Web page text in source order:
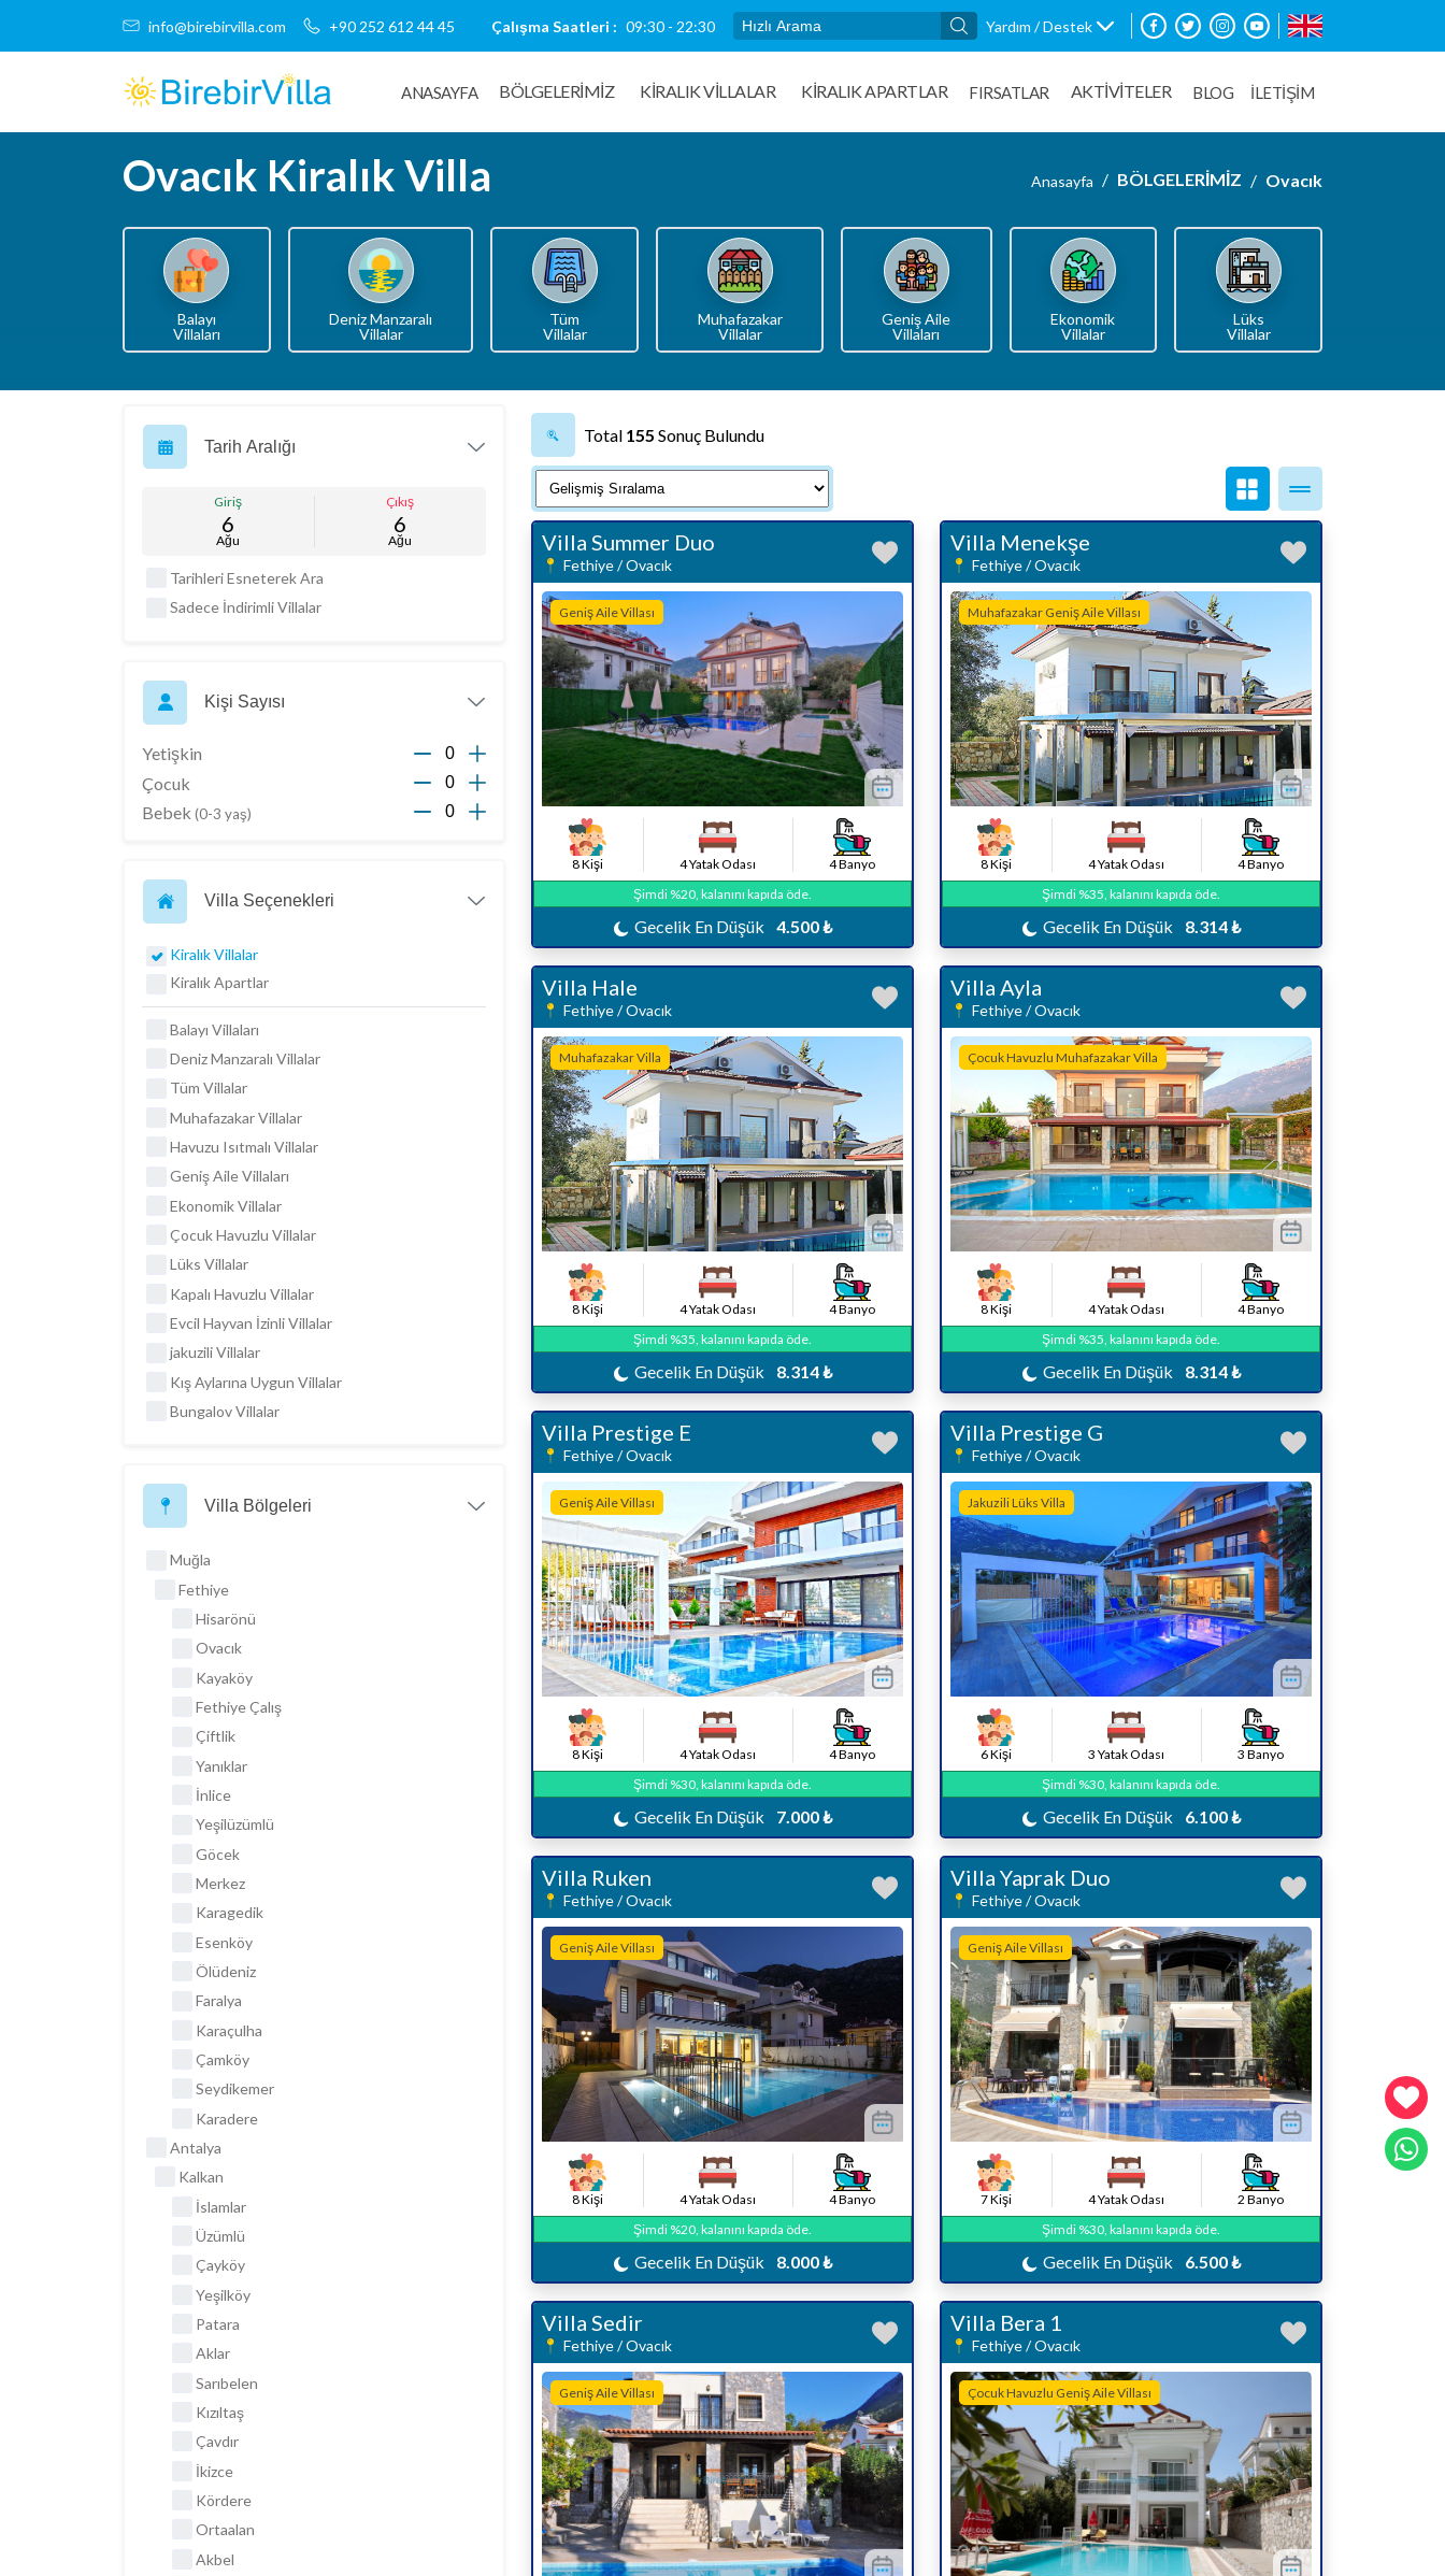
info@birebirvilla.com +90 252 612 44 45 Çalışma Saatleri : 09:30 - 22:30 Yardım / Destek
ANASAYFA BÖLGELERİMİZ KIRALIK VILLALAR KİRALIK APARTLAR FIRSATLAR AKTİVİTELER BLOG İLETİŞİM
Ovacık Kiralık Villa Anasayfa BÖLGELERİMİZ Ovacık
Balayı
Villaları
Deniz Manzaralı
Villalar
Tüm
Villalar
Muhafazakar
Villalar
Geniş Aile
Villaları
Ekonomik
Villalar
Lüks
Villalar
Tarih Aralığı
Giriş
6
Ağu
Çıkış
6
Ağu
Tarihleri Esneterek Ara
Sadece İndirimli Villalar
Kişi Sayısı
Yetişkin
Çocuk
Bebek (0-3 yaş)
Villa Seçenekleri
Kiralık Villalar
Kiralık Apartlar
Balayı Villaları
Deniz Manzaralı Villalar
Tüm Villalar
Muhafazakar Villalar
Havuzu Isıtmalı Villalar
Geniş Aile Villaları
Ekonomik Villalar
Çocuk Havuzlu Villalar
Lüks Villalar
Kapalı Havuzlu Villalar
Evcil Hayvan İzinli Villalar
jakuzili Villalar
Kış Aylarına Uygun Villalar
Bungalov Villalar
Villa Bölgeleri
Muğla
Fethiye
Hisarönü
Ovacık
Kayaköy
Fethiye Çalış
Çiftlik
Yanıklar
İnlice
Yeşilüzümlü
Göcek
Merkez
Karagedik
Esenköy
Ölüdeniz
Faralya
Karaçulha
Çamköy
Seydikemer
Karadere
Antalya
Kalkan
İslamlar
Üzümlü
Çayköy
Yeşilköy
Patara
Aklar
Sarıbelen
Kızıltaş
Çavdır
İkizce
Kördere
Ortaalan
Akbel
Total 155 Sonuç Bulundu
Villa Summer Duo
Fethiye / Ovacık
Geniş Aile Villası
8 Kişi 4 Yatak Odası
4 Banyo
Şimdi %20, kalanını kapıda öde.
Gecelik En Düşük 4.500 ₺
Villa Menekşe
Fethiye / Ovacık
Muhafazakar Geniş Aile Villası
8 Kişi 4 Yatak Odası
4 Banyo
Şimdi %35, kalanını kapıda öde.
Gecelik En Düşük 8.314 ₺
Villa Hale
Fethiye / Ovacık
Muhafazakar Villa
8 Kişi 4 Yatak Odası
4 Banyo
Şimdi %35, kalanını kapıda öde.
Gecelik En Düşük 8.314 ₺
Villa Ayla
Fethiye / Ovacık
Çocuk Havuzlu Muhafazakar Villa
8 Kişi 4 Yatak Odası
4 Banyo
Şimdi %35, kalanını kapıda öde.
Gecelik En Düşük 8.314 ₺
Villa Prestige E
Fethiye / Ovacık
Geniş Aile Villası
8 Kişi 4 Yatak Odası
4 Banyo
Şimdi %30, kalanını kapıda öde.
Gecelik En Düşük 7.000 ₺
Villa Prestige G
Fethiye / Ovacık
Jakuzili Lüks Villa
6 Kişi 3 Yatak Odası
3 Banyo
Şimdi %30, kalanını kapıda öde.
Gecelik En Düşük 6.100 ₺
Villa Ruken
Fethiye / Ovacık
Geniş Aile Villası
8 Kişi 4 Yatak Odası
4 Banyo
Şimdi %20, kalanını kapıda öde.
Gecelik En Düşük 8.000 ₺
Villa Yaprak Duo
Fethiye / Ovacık
Geniş Aile Villası
7 Kişi 4 Yatak Odası
2 Banyo
Şimdi %30, kalanını kapıda öde.
Gecelik En Düşük 6.500 ₺
Villa Sedir
Fethiye / Ovacık
Geniş Aile Villası
Villa Bera 1
Fethiye / Ovacık
Çocuk Havuzlu Geniş Aile Villası